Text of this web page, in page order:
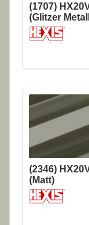
(1707)
(Glitzer
(2346)
(Matt)